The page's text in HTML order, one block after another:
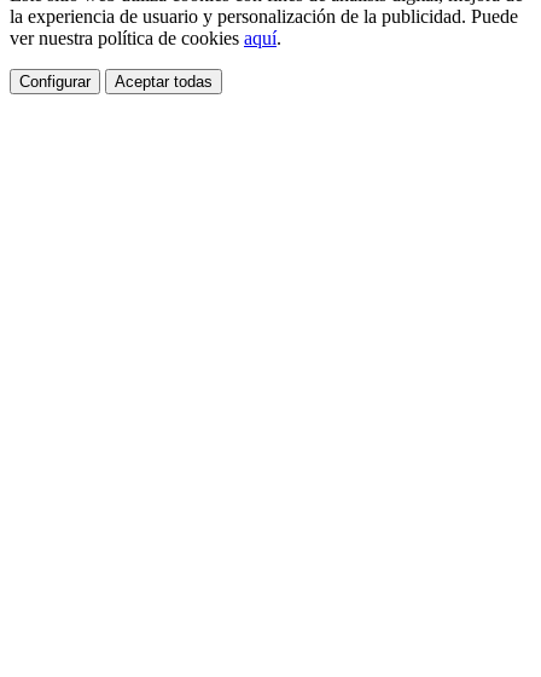
la experiencia de usuario y personalización de la publicidad. Puede
ver nuestra política de cookies aquí.
Configurar Aceptar todas